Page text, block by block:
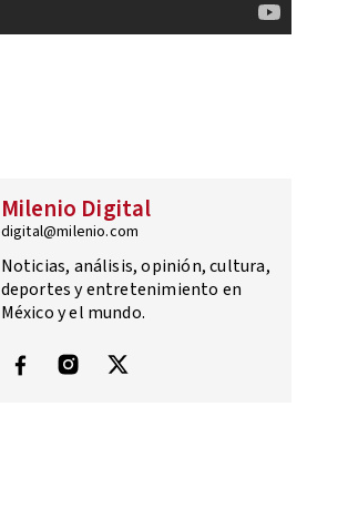
Milenio Digital
digital@milenio.com
Noticias, análisis, opinión, cultura,
deportes y entretenimiento en
México y el mundo.